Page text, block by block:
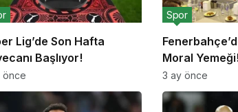
Lig’de Son Hafta
Başlıyor!
önce
Moral Yemeği!
Spor
3 ay önce